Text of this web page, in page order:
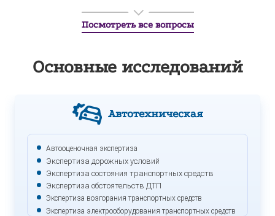
Посмотреть все вопросы
Основные исследований
Автотехническая
Автооценочная экспертиза
Экспертиза дорожных условий
Экспертиза состояния транспортных средств
Экспертиза обстоятельств ДТП
Экспертиза возгорания транспортных средств
Экспертиза электрооборудования транспортных средств